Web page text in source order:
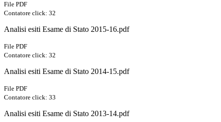
File PDF
Contatore click: 32
Analisi esiti Esame di Stato 2015-16.pdf
File PDF
Contatore click: 32
Analisi esiti Esame di Stato 2014-15.pdf
File PDF
Contatore click: 33
Analisi esiti Esame di Stato 2013-14.pdf